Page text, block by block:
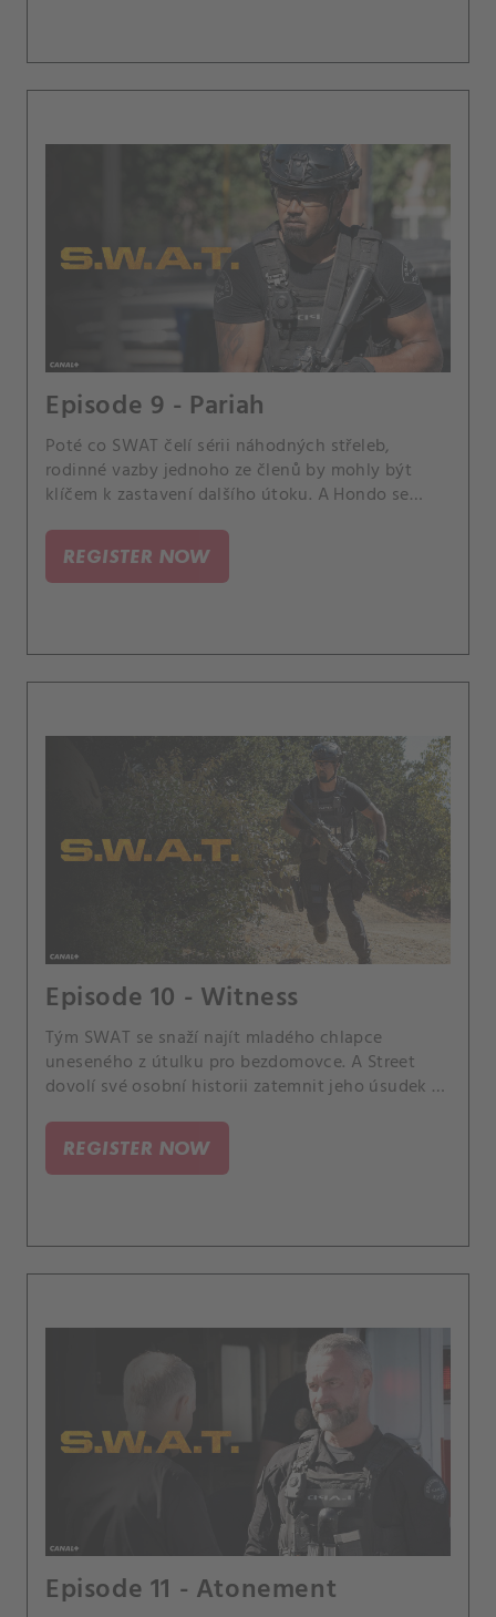
Episode 9 - Pariah
Poté co SWAT čelí sérii náhodných střeleb,
rodinné vazby jednoho ze členů by mohly být
klíčem k zastavení dalšího útoku. A Hondo se
pomáhá Lucovi v citlivé situaci.
REGISTER NOW
Episode 10 - Witness
Tým SWAT se snaží najít mladého chlapce
uneseného z útulku pro bezdomovce. A Street
dovolí své osobní historii zatemnit jeho úsudek v
ohledně své duchovní víry.
REGISTER NOW
Episode 11 - Atonement